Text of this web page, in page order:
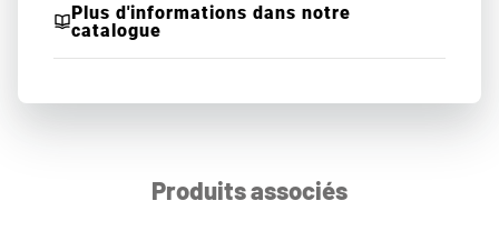
Plus d'informations dans notre
catalogue
Produits associés